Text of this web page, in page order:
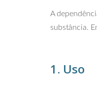
A
substância.
1. Uso